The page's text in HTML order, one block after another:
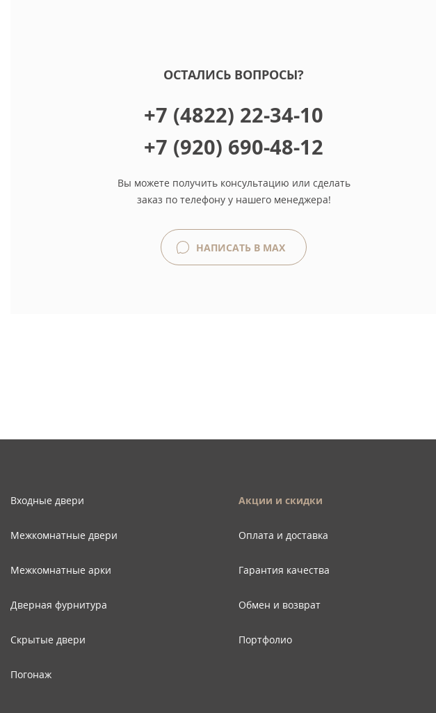
ОСТАЛИСЬ ВОПРОСЫ?
+7 (4822) 22-34-10
+7 (920) 690-48-12
Вы можете получить консультацию или сделать
заказ по телефону у нашего менеджера!
НАПИСАТЬ В MAX
Входные двери
Межкомнатные двери
Межкомнатные арки
Дверная фурнитура
Скрытые двери
Погонаж
Акции и скидки
Оплата и доставка
Гарантия качества
Обмен и возврат
Портфолио